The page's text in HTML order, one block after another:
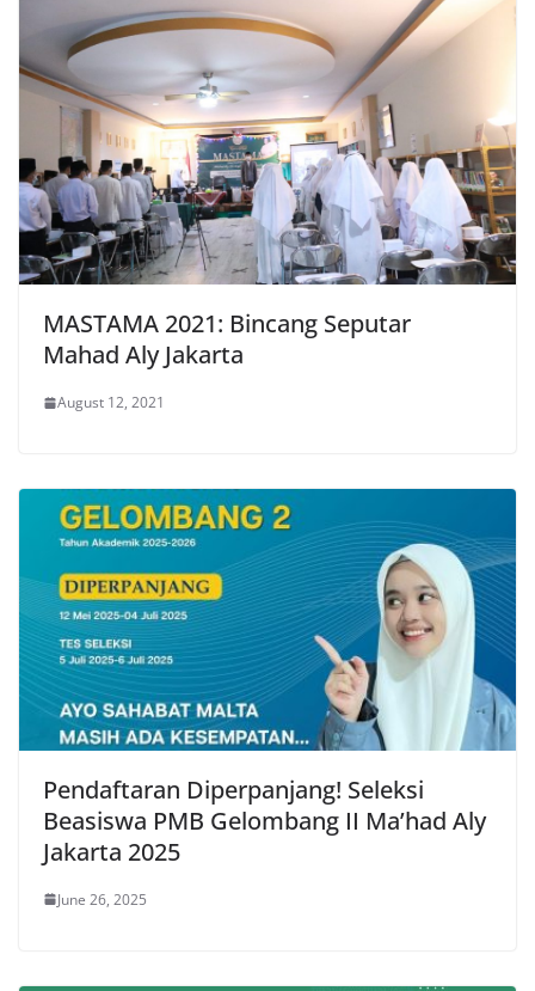
MASTAMA 2021: Bincang Seputar
Mahad Aly Jakarta
August 12, 2021
Pendaftaran Diperpanjang! Seleksi
Beasiswa PMB Gelombang II Ma’had Aly
Jakarta 2025
June 26, 2025